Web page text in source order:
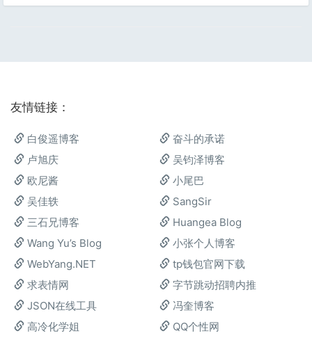
友情链接：
白俊遥博客
奋斗的承诺
卢旭庆
吴钧泽博客
欧尼酱
小尾巴
吴佳轶
SangSir
三石兄博客
Huangea Blog
Wang Yu’s Blog
小张个人博客
WebYang.NET
tp钱包官网下载
求表情网
字节跳动招聘内推
JSON在线工具
冯奎博客
高冷化学姐
QQ个性网